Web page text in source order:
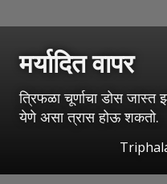
मर्यादित वापर
त्रिफळा चूर्णाचा डोस जास्त
येणे असा त्रास होऊ शकतो.